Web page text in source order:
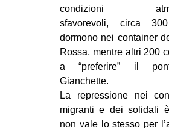
condizioni
sfavorevoli, circa
dormono nei container
Rossa, mentre altri 200
a “preferire” il
Gianchette.
La repressione nei
migranti e dei solidali
non vale lo stesso per